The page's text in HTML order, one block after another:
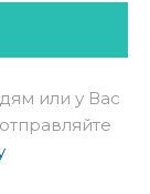
или у Вас